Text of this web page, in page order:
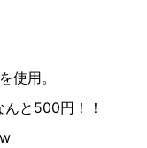
使用。
と500円！！